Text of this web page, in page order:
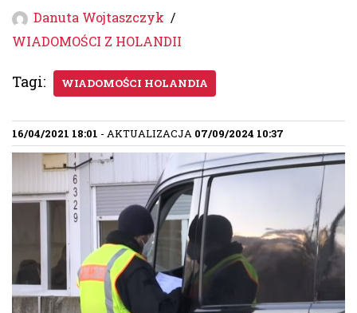
Danuta Wojtaszczyk
WIADOMOŚCI Z HOLANDII
Tagi: WIADOMOŚCI HOLANDIA
16/04/2021 18:01 - AKTUALIZACJA 07/09/2024 10:37